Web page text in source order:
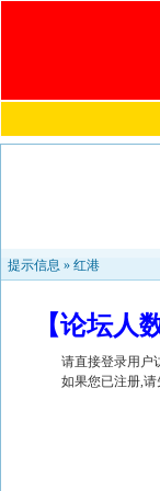
提示信息 » 红港
【论坛
请直接登录用户
如果您已注册,